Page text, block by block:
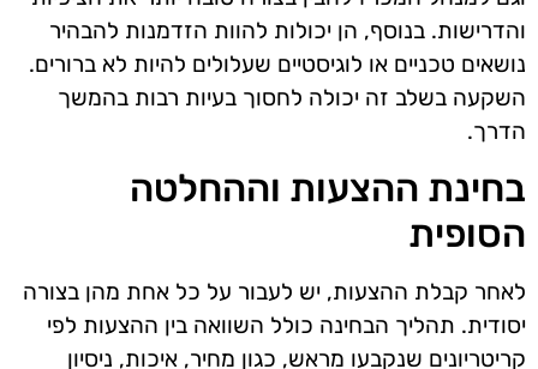
והדרישות. בנוסף, הן יכולות להוות הזדמנות להבהיר
נושאים טכניים או לוגיסטיים שעלולים להיות לא ברורים.
השקעה בשלב זה יכולה לחסוך בעיות רבות בהמשך
הדרך.
בחינת ההצעות וההחלטה
הסופית
לאחר קבלת ההצעות, יש לעבור על כל אחת מהן בצורה
יסודית. תהליך הבחינה כולל השוואה בין ההצעות לפי
קריטריונים שנקבעו מראש, כגון מחיר, איכות, ניסיון